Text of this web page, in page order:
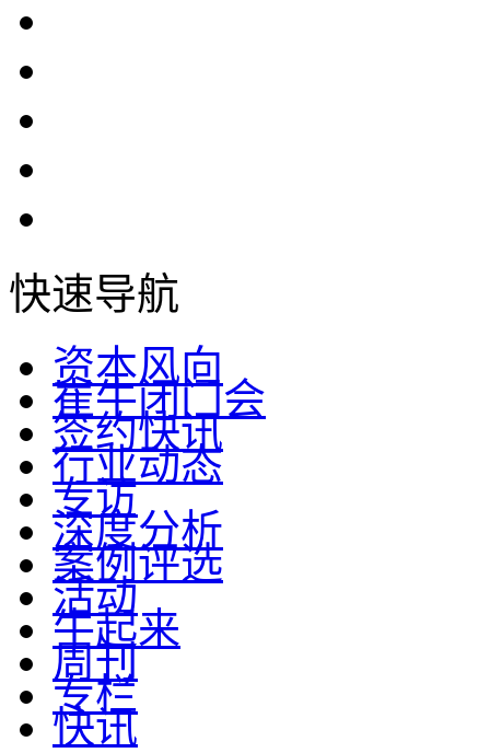
快速导航
资本风向
崔牛闭门会
签约快讯
行业动态
专访
深度分析
案例评选
活动
牛起来
周刊
专栏
快讯